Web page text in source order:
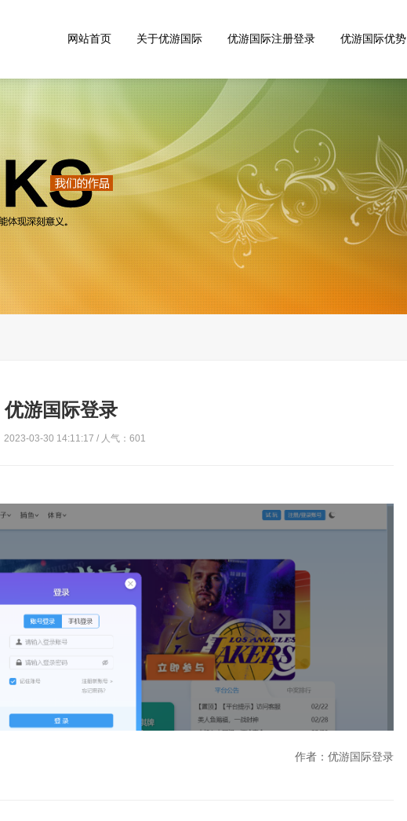
网站首页 关于优游国际 优游国际注册登录 优游国际优势
优游国际登录
2023-03-30 14:11:17 / 人气：601
作者：优游国际登录